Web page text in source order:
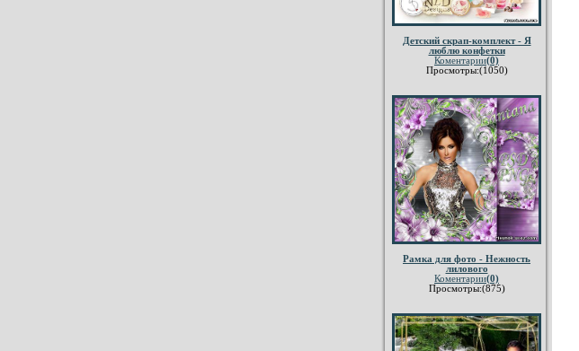
Детский скрап-комплект - Я
люблю конфетки
Коментарии(0)
Просмотры:(1050)
Рамка для фото - Нежность
лилового
Коментарии(0)
Просмотры:(875)